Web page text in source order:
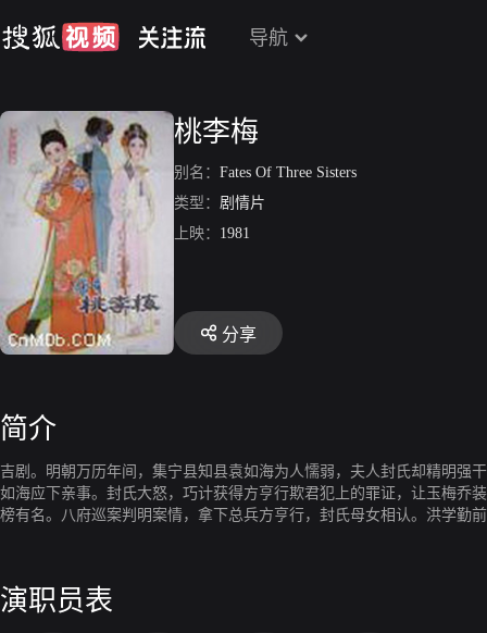
导航
桃李梅
别名： Fates Of Three Sisters
类型： 剧情片
上映： 1981
分享
简介
吉剧。明朝万历年间，集宁县知县袁如海为人懦弱，夫人封氏却精明强
如海应下亲事。封氏大怒，巧计获得方亨行欺君犯上的罪证，让玉梅乔
榜有名。八府巡案判明案情，拿下总兵方亨行，封氏母女相认。洪学
演职员表